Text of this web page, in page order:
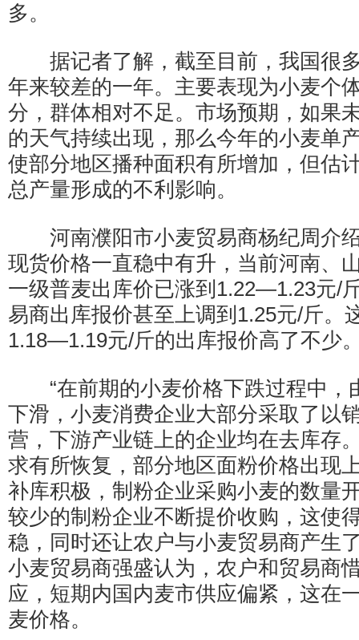
多。
据记者了解，截至目前，我国很
年来较差的一年。主要表现为小麦个
分，群体相对不足。市场预期，如果
的天气持续出现，那么今年的小麦单
使部分地区播种面积有所增加，但估
总产量形成的不利影响。
河南濮阳市小麦贸易商杨纪周介
现货价格一直稳中有升，当前河南、
一级普麦出库价已涨到1.22—1.23元/
易商出库报价甚至上调到1.25元/斤。
1.18—1.19元/斤的出库报价高了不少
“在前期的小麦价格下跌过程中，
下滑，小麦消费企业大部分采取了以
营，下游产业链上的企业均在去库存
求有所恢复，部分地区面粉价格出现
补库积极，制粉企业采购小麦的数量
较少的制粉企业不断提价收购，这使
稳，同时还让农户与小麦贸易商产生
小麦贸易商强盛认为，农户和贸易商
应，短期内国内麦市供应偏紧，这在
麦价格。